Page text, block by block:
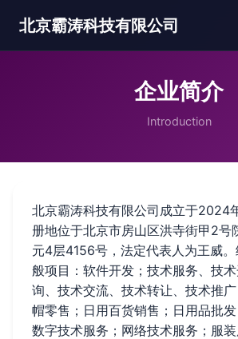
北京霸涛科技有限公司
企业简介
Introduction
北京霸涛科技有限公司成立于2024
册地位于北京市房山区洪寺街甲2号
元4层4156号，法定代表人为王威
般项目：软件开发；技术服务、技
询、技术交流、技术转让、技术推
帽零售；日用百货销售；日用品批发
数字技术服务；网络技术服务；服